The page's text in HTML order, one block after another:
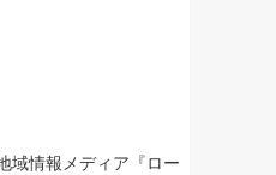
域情報メディア『ロー